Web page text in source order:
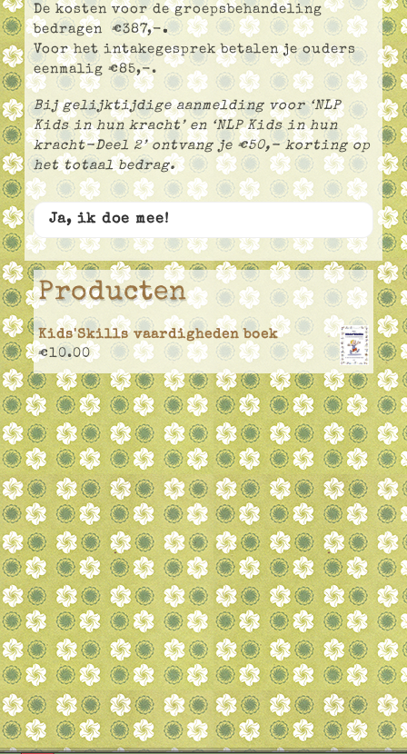
De kosten voor de groepsbehandeling
bedragen €387,-.
Voor het intakegesprek betalen je ouders
eenmalig €85,-.
Bij gelijktijdige aanmelding voor ‘NLP
Kids in hun kracht’ en ‘NLP Kids in hun
kracht-Deel 2’ ontvang je €50,- korting op
het totaal bedrag.
Ja, ik doe mee!
Producten
Kids'Skills vaardigheden boek
€10.00